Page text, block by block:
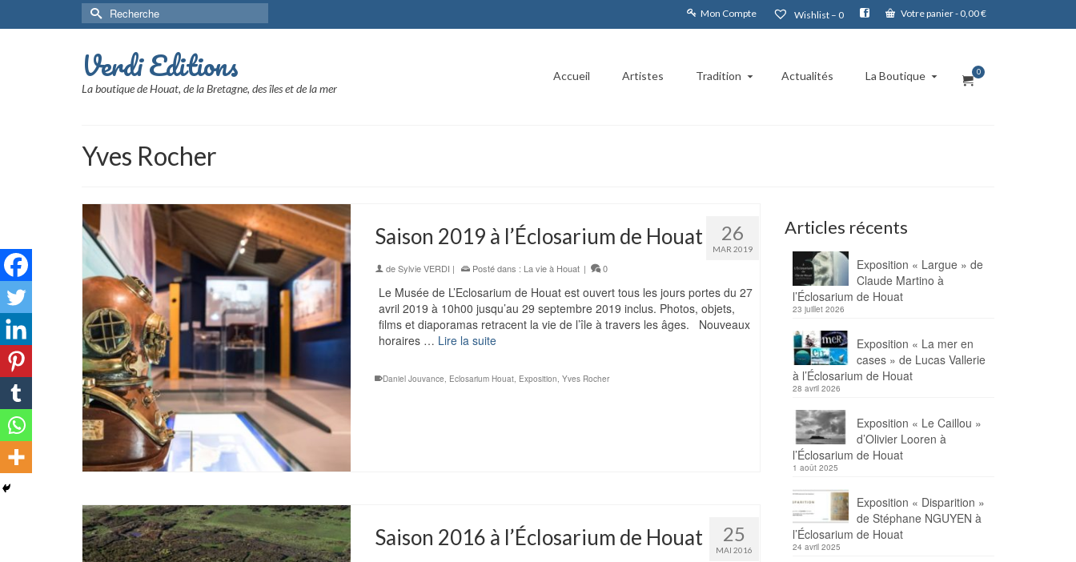
Mon Compte Wishlist – 0 Votre panier- 0,00€
Rechercher :
Verdi Editions
La boutique de Houat, de la Bretagne, des îles et de la mer
Accueil Artistes Tradition Actualités La Boutique 0
Yves Rocher
26
MAR 2019
Saison 2019 à l’Éclosarium de Houat
deSylvie VERDI | Posté dans : La vie à Houat | 0
Le Musée de L’Eclosarium de Houat est ouvert tous les jours portes du 27
avril 2019 à 10h00 jusqu’au 29 septembre 2019 inclus. Photos, objets,
films et diaporamas retracent la vie de l’île à travers les âges. Nouveaux
horaires … Lire la suite
Daniel Jouvance Eclosarium Houat, Exposition Yves Rocher
25
MAI 2016
Saison 2016 à l’Éclosarium de Houat
Articles récents
Exposition « Largue » de
Claude Martino à
l’Éclosarium de Houat
23 juillet 2026
Exposition « La mer en
cases » de Lucas Vallerie
à l’Éclosarium de Houat
28 avril 2026
Exposition « Le Caillou »
d’Olivier Looren à
l’Éclosarium de Houat
1 août 2025
Exposition « Disparition »
de Stéphane NGUYEN à
l’Éclosarium de Houat
24 avril 2025